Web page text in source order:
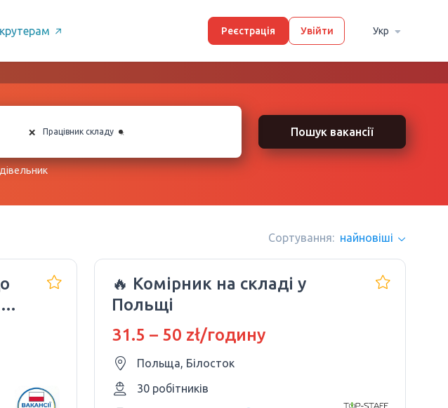
Реєстрація Увійти Укр
× ×
Працівник складу Пошук вакансії
Сортування: найновіші
🔥 Комірник на складі у
Польщі
31.5 – 50 zł/годину
Польща, Білосток
30 робітників